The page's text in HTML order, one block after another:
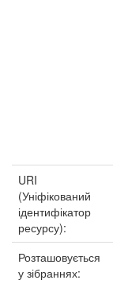
URI
(Уніфікований
ідентифікатор
ресурсу):
Розташовується
у зібраннях: